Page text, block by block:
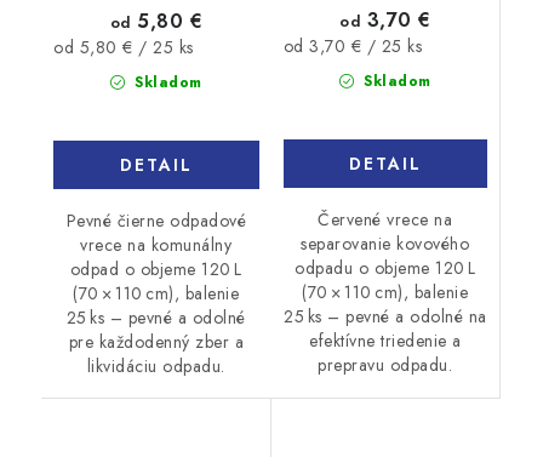
Skladom
od 5,80 €
Jednotková
od 5,80 € / 25 ks
DETAIL
Pevné čierne odpadové
vrece na komunálny
odpad o objeme 120 L
(70 × 110 cm), balenie
25 ks – pevné a odolné
pre každodenný zber a
likvidáciu odpadu.
Skladom
od 3,70 €
Jednotková
od 3,70 € / 25 ks
DETAIL
Červené vrece na
separovanie kovového
odpadu o objeme 120 L
(70 × 110 cm), balenie
25 ks – pevné a odolné na
efektívne triedenie a
prepravu odpadu.